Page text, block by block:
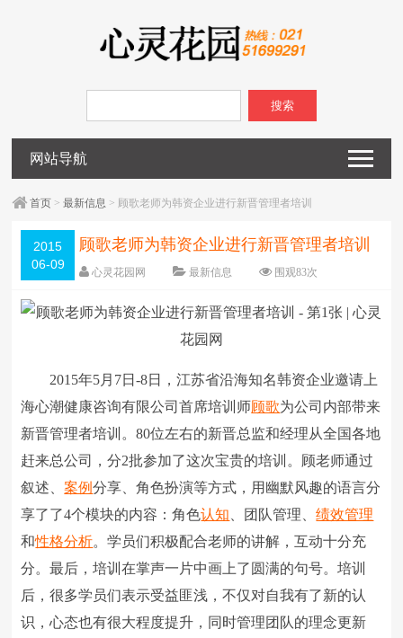
搜索
网站导航
首页 >最新信息 > 顾歌老师为韩资企业进行新晋管理者培训
2015
06-09
顾歌老师为韩资企业进行新晋管理者培训
心灵花园网 最新信息 围观83次
字体：大 中 小
2015年5月7日-8日，江苏省沿海知名韩资企业邀请上
海心潮健康咨询有限公司首席培训师顾歌为公司内部带来
新晋管理者培训。80位左右的新晋总监和经理从全国各地
赶来总公司，分2批参加了这次宝贵的培训。顾老师通过
叙述、案例分享、角色扮演等方式，用幽默风趣的语言分
享了了4个模块的内容：角色认知 、团队管理、绩效管理
和性格分析。学员们积极配合老师的讲解，互动十分充
分。最后，培训在掌声一片中画上了圆满的句号。培训
后，很多学员们表示受益匪浅，不仅对自我有了新的认
识，心态也有很大程度提升，同时管理团队的理念更新